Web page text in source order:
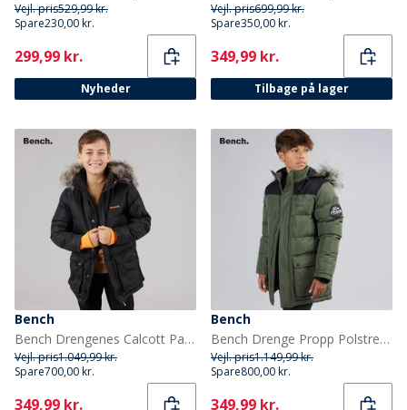
Vejl. pris529,99 kr.
Spare230,00 kr.
Current
299,99 kr.
Nyheder
Vejl. pris699,99 kr.
Spare350,00 kr.
Current
349,99 kr.
Tilbage på lager
Bench
Bench Drengenes Calcott Parka Jakke Sort
Vejl. pris1.049,99 kr.
Spare700,00 kr.
Current
349,99 kr.
Bench
Bench Drenge Propp Polstret Parka Frakke Khaki
Vejl. pris1.149,99 kr.
Spare800,00 kr.
Current
349,99 kr.